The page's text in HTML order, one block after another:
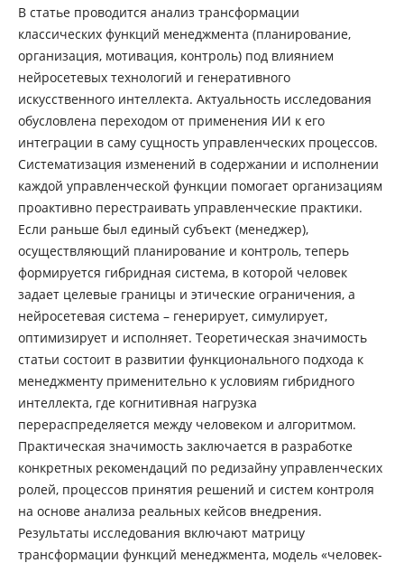
В статье проводится анализ трансформации
классических функций менеджмента (планирование,
организация, мотивация, контроль) под влиянием
нейросетевых технологий и генеративного
искусственного интеллекта. Актуальность исследования
обусловлена переходом от применения ИИ к его
интеграции в саму сущность управленческих процессов.
Систематизация изменений в содержании и исполнении
каждой управленческой функции помогает организациям
проактивно перестраивать управленческие практики.
Если раньше был единый субъект (менеджер),
осуществляющий планирование и контроль, теперь
формируется гибридная система, в которой человек
задает целевые границы и этические ограничения, а
нейросетевая система – генерирует, симулирует,
оптимизирует и исполняет. Теоретическая значимость
статьи состоит в развитии функционального подхода к
менеджменту применительно к условиям гибридного
интеллекта, где когнитивная нагрузка
перераспределяется между человеком и алгоритмом.
Практическая значимость заключается в разработке
конкретных рекомендаций по редизайну управленческих
ролей, процессов принятия решений и систем контроля
на основе анализа реальных кейсов внедрения.
Результаты исследования включают матрицу
трансформации функций менеджмента, модель «человек-